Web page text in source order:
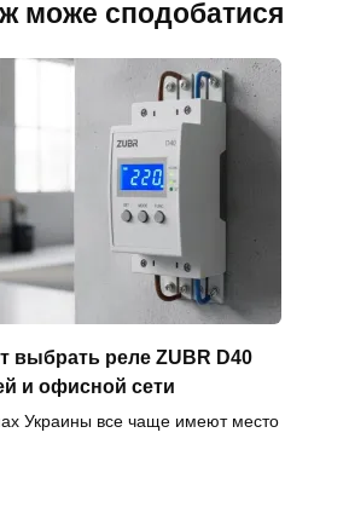
може сподобатися
выбрать реле ZUBR D40
и офисной сети
Украины все чаще имеют место